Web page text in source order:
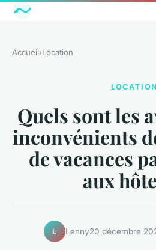
Accueil›Location
LOCATION
Quels sont les
inconvénients
de vacances
aux
L Lenny20 décembre